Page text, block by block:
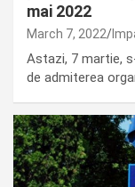
mai 2022
March 7, 2022
Astazi, 7 martie,
de admiterea